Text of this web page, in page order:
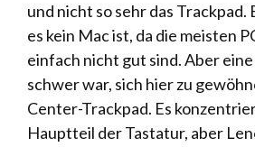
und nicht so sehr das Trackpad.
es kein Mac ist, da die meisten
einfach nicht gut sind. Aber eine
schwer war, sich hier zu
Center-Trackpad. Es
Hauptteil der Tastatur, aber